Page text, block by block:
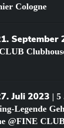
Cologne
September
Juli 2023 | 5
Legende
@FINE